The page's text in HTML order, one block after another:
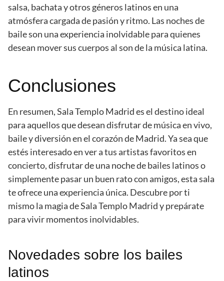
salsa, bachata y otros géneros latinos en una
atmósfera cargada de pasión y ritmo. Las noches de
baile son una experiencia inolvidable para quienes
desean mover sus cuerpos al son de la música latina.
Conclusiones
En resumen, Sala Templo Madrid es el destino ideal
para aquellos que desean disfrutar de música en vivo,
baile y diversión en el corazón de Madrid. Ya sea que
estés interesado en ver a tus artistas favoritos en
concierto, disfrutar de una noche de bailes latinos o
simplemente pasar un buen rato con amigos, esta sala
te ofrece una experiencia única. Descubre por ti
mismo la magia de Sala Templo Madrid y prepárate
para vivir momentos inolvidables.
Novedades sobre los bailes
latinos